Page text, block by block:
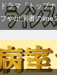
ドラマ『トップ
プや出演者のline